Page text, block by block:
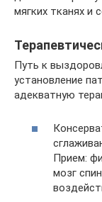
мягких тканях и
Путь к
установление
адекватную
Прием:
мозг